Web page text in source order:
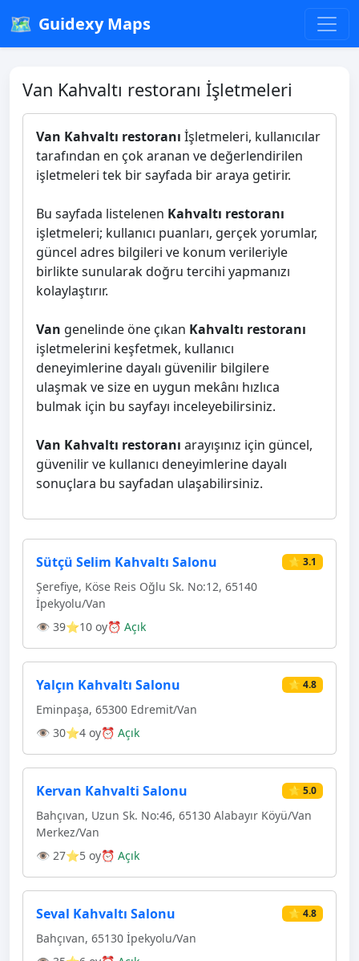
🗺️ Guidexy Maps
Van Kahvaltı restoranı İşletmeleri
Van Kahvaltı restoranı İşletmeleri, kullanıcılar
tarafından en çok aranan ve değerlendirilen
işletmeleri tek bir sayfada bir araya getirir.
Bu sayfada listelenen Kahvaltı restoranı
işletmeleri; kullanıcı puanları, gerçek yorumlar,
güncel adres bilgileri ve konum verileriyle
birlikte sunularak doğru tercihi yapmanızı
kolaylaştırır.
Van genelinde öne çıkan Kahvaltı restoranı
işletmelerini keşfetmek, kullanıcı
deneyimlerine dayalı güvenilir bilgilere
ulaşmak ve size en uygun mekânı hızlıca
bulmak için bu sayfayı inceleyebilirsiniz.
Van Kahvaltı restoranı arayışınız için güncel,
güvenilir ve kullanıcı deneyimlerine dayalı
sonuçlara bu sayfadan ulaşabilirsiniz.
Sütçü Selim Kahvaltı Salonu ⭐ 3.1
Şerefiye, Köse Reis Oğlu Sk. No:12, 65140
İpekyolu/Van
👁 39⭐10 oy⏰ Açık
Yalçın Kahvaltı Salonu ⭐ 4.8
Eminpaşa, 65300 Edremit/Van
👁 30⭐4 oy⏰ Açık
Kervan Kahvalti Salonu ⭐ 5.0
Bahçıvan, Uzun Sk. No:46, 65130 Alabayır Köyü/Van
Merkez/Van
👁 27⭐5 oy⏰ Açık
Seval Kahvaltı Salonu ⭐ 4.8
Bahçıvan, 65130 İpekyolu/Van